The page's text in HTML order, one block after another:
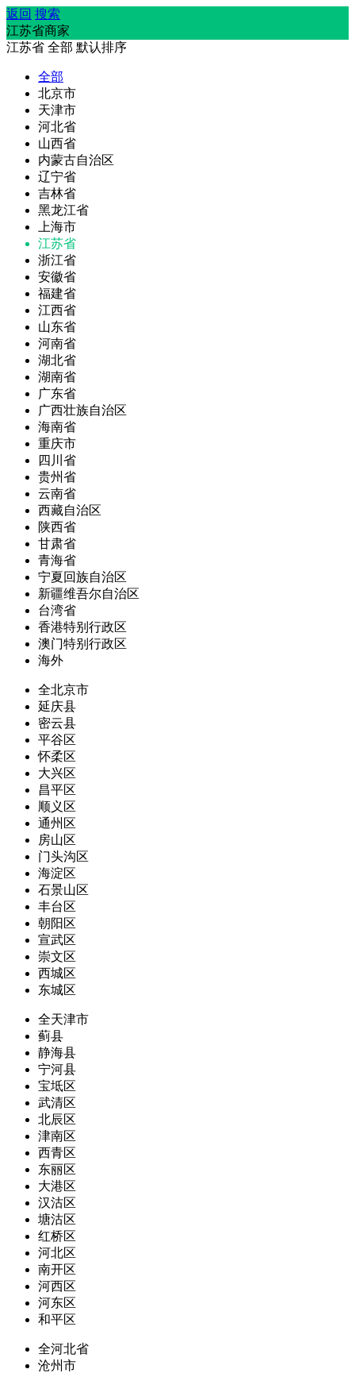
返回 搜索
江苏省商家
江苏省 全部 默认排序
全部
北京市
天津市
河北省
山西省
内蒙古自治区
辽宁省
吉林省
黑龙江省
上海市
江苏省
浙江省
安徽省
福建省
江西省
山东省
河南省
湖北省
湖南省
广东省
广西壮族自治区
海南省
重庆市
四川省
贵州省
云南省
西藏自治区
陕西省
甘肃省
青海省
宁夏回族自治区
新疆维吾尔自治区
台湾省
香港特别行政区
澳门特别行政区
海外
全北京市
延庆县
密云县
平谷区
怀柔区
大兴区
昌平区
顺义区
通州区
房山区
门头沟区
海淀区
石景山区
丰台区
朝阳区
宣武区
崇文区
西城区
东城区
全天津市
蓟县
静海县
宁河县
宝坻区
武清区
北辰区
津南区
西青区
东丽区
大港区
汉沽区
塘沽区
红桥区
河北区
南开区
河西区
河东区
和平区
全河北省
沧州市